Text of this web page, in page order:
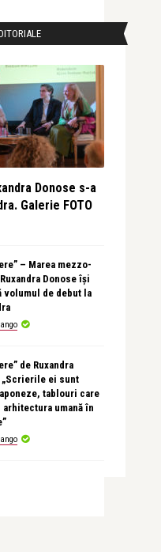
Donose s-a
Galerie FOTO
– Marea mezzo-
Donose își
volumul de debut la
de Ruxandra
„Scrierile ei sunt
tablouri care
umană în